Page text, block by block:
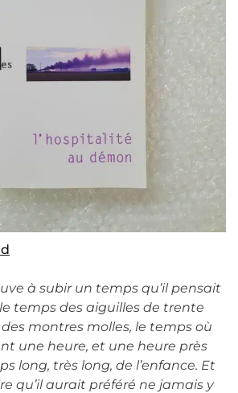
à subir un temps qu’il pensait
temps des aiguilles de trente
montres molles, le temps où
une heure, et une heure près
long, très long, de l’enfance. Et
qu’il aurait préféré ne jamais y